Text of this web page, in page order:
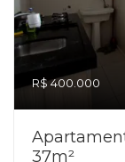
R$ 400.000
37m²